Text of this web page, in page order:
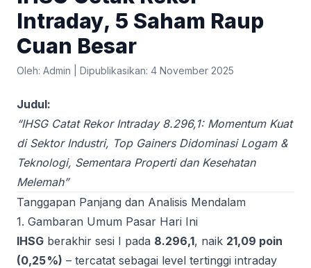
Intraday, 5 Saham Raup
Cuan Besar
Oleh: Admin Dipublikasikan: 4 November 2025
Judul:
“IHSG Catat Rekor Intraday 8.296,1: Momentum Kuat
di Sektor Industri, Top Gainers Didominasi Logam &
Teknologi, Sementara Properti dan Kesehatan
Melemah”
Tanggapan Panjang dan Analisis Mendalam
1. Gambaran Umum Pasar Hari Ini
IHSG berakhir sesi I pada 8.296,1, naik 21,09 poin
(0,25 %) – tercatat sebagai level tertinggi intraday